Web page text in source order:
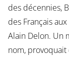
des décennies,
des Français
Alain Delon. Un
nom, provoquait